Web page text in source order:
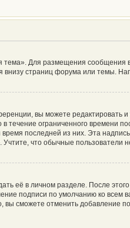
Для размещения сообщения
внизу страниц форума или темы.
вы можете
течение ограниченного времени
время последней из них. Эта
что обычные пользователи
её в личном разделе. После
подписи по умолчанию ко
вы сможете отменить добавление